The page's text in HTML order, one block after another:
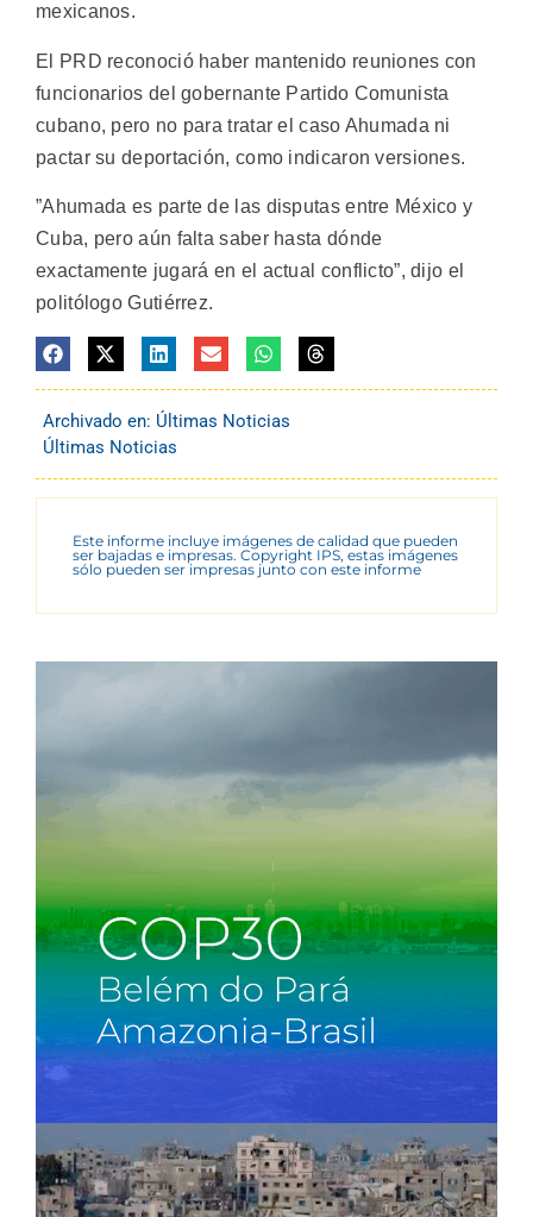
mexicanos.
El PRD reconoció haber mantenido reuniones con
funcionarios del gobernante Partido Comunista
cubano, pero no para tratar el caso Ahumada ni
pactar su deportación, como indicaron versiones.
”Ahumada es parte de las disputas entre México y
Cuba, pero aún falta saber hasta dónde
exactamente jugará en el actual conflicto”, dijo el
politólogo Gutiérrez.
Archivado en: Últimas Noticias
Últimas Noticias
Este informe incluye imágenes de calidad que pueden
ser bajadas e impresas. Copyright IPS, estas imágenes
sólo pueden ser impresas junto con este informe